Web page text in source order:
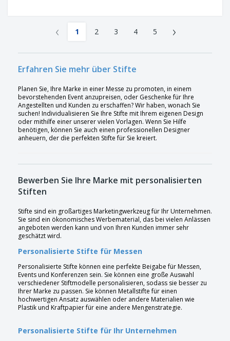
‹ 1 2 3 4 5 ›
Erfahren Sie mehr über Stifte
Planen Sie, Ihre Marke in einer Messe zu promoten, in einem
bevorstehenden Event anzupreisen, oder Geschenke für Ihre
Angestellten und Kunden zu erschaffen? Wir haben, wonach Sie
suchen! Individualisieren Sie Ihre Stifte mit Ihrem eigenen Design
oder mithilfe einer unserer vielen Vorlagen. Wenn Sie Hilfe
benötigen, können Sie auch einen professionellen Designer
anheuern, der die perfekten Stifte für Sie kreiert.
Bewerben Sie Ihre Marke mit personalisierten
Stiften
Stifte sind ein großartiges Marketingwerkzeug für Ihr Unternehmen.
Sie sind ein ökonomisches Werbematerial, das bei vielen Anlässen
angeboten werden kann und von Ihren Kunden immer sehr
geschätzt wird.
Personalisierte Stifte für Messen
Personalisierte Stifte können eine perfekte Beigabe für Messen,
Events und Konferenzen sein. Sie können eine große Auswahl
verschiedener Stiftmodelle personalisieren, sodass sie besser zu
Ihrer Marke zu passen. Sie können Metallstifte für einen
hochwertigen Ansatz auswählen oder andere Materialien wie
Plastik und Kraftpapier für eine andere Mengenstrategie.
Personalisierte Stifte für Ihr Unternehmen